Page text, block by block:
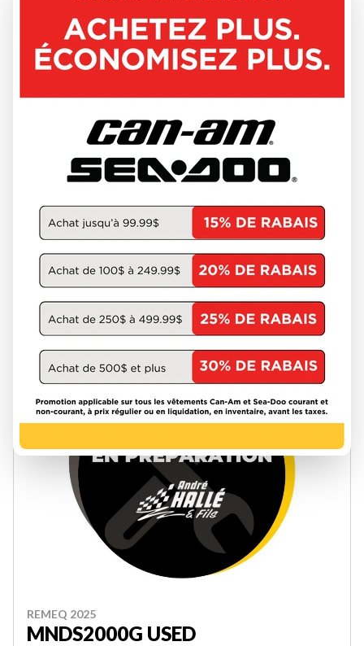
CAN-AM 2025
RT 1330
33 874 $
Épargnez 6 379 $
27 495 $
VOIR LES DÉTAILS
REMEQ 2025
MNDS2000G USED